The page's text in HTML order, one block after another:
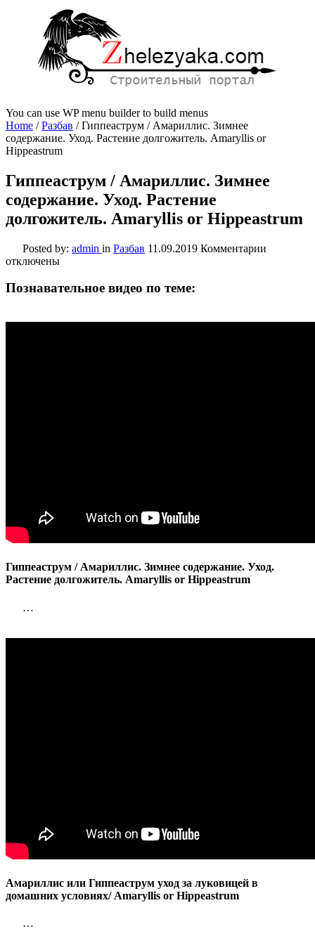
You can use WP menu builder to build menus
Home /Разбав /Гиппеаструм / Амариллис. Зимнее
содержание. Уход. Растение долгожитель. Amaryllis or
Hippeastrum
Гиппеаструм / Амариллис. Зимнее
содержание. Уход. Растение
долгожитель. Amaryllis or Hippeastrum
Posted by: admin in Разбав 11.09.2019 Комментарии
отключены
Познавательное видео по теме:
Гиппеаструм / Амариллис. Зимнее содержание. Уход.
Растение долгожитель. Amaryllis or Hippeastrum
…
Амариллис или Гиппеаструм уход за луковицей в
домашних условиях/ Amaryllis or Hippeastrum
…